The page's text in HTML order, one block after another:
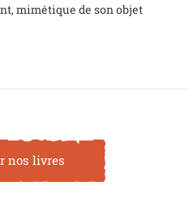
mimétique de son objet
nos livres